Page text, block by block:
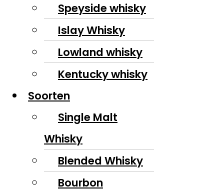
Speyside whisky
Islay Whisky
Lowland whisky
Kentucky whisky
Soorten
Single Malt
Whisky
Blended Whisky
Bourbon